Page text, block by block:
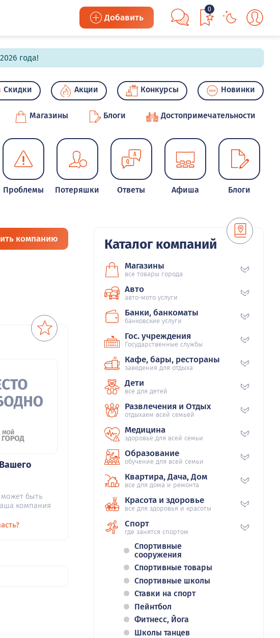
Добавить
0
года!
Скидки Акции Конкурсы Новинки
Магазины Блоги Достопримечательности
Проблемы Потеряшки Ответы Афиша Блоги
компанию
быть
компания
Каталог компаний
Магазины
все товары города
Авто
авто-мото услуги
Банки, банкоматы
банковские услуги
Гос. учреждения
Государственные службы
Кафе, бары, рестораны
заведения для отдыха
Дети
все для детей
Развлечения и Отдых
отдыхаем всей семьей
Медицина
здоровье для всей семьи
Образование
обучение для всей семьи
Квартира, Дача, Дом
все для дома и ремонта
Красота и здоровье
все для здоровья и красоты
Спорт
где занятся спортом
Спортивные
сооружения
Спортивные товары
Спортивные школы
Ставки на спорт
Пейнтбол
Фитнесс, Йога
Школы танцев